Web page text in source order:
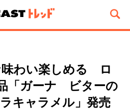
味わい楽しめる ロ
「ガーナ ビターの
キャラメル」発売